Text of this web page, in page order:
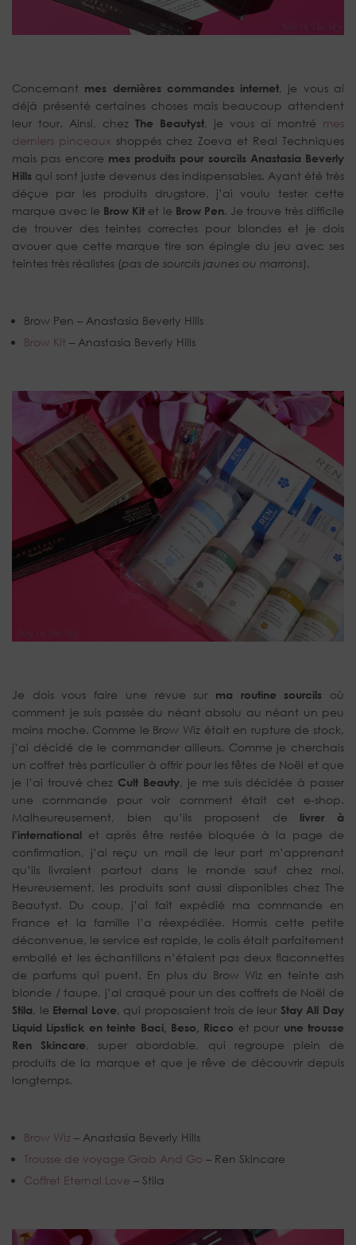
Concernant mes dernières commandes internet, je vous ai
déjà présenté certaines choses mais beaucoup attendent
leur tour. Ainsi, chez The Beautyst, je vous ai montré mes
derniers pinceaux shoppés chez Zoeva et Real Techniques
mais pas encore mes produits pour sourcils Anastasia Beverly
Hills qui sont juste devenus des indispensables. Ayant été très
déçue par les produits drugstore, j’ai voulu tester cette
marque avec le Brow Kit et le Brow Pen. Je trouve très difficile
de trouver des teintes correctes pour blondes et je dois
avouer que cette marque tire son épingle du jeu avec ses
teintes très réalistes (pas de sourcils jaunes ou marrons).
Brow Pen – Anastasia Beverly Hills
Brow Kit – Anastasia Beverly Hills
Je dois vous faire une revue sur ma routine sourcils où
comment je suis passée du néant absolu au néant un peu
moins moche. Comme le Brow Wiz était en rupture de stock,
j’ai décidé de le commander ailleurs. Comme je cherchais
un coffret très particulier à offrir pour les fêtes de Noël et que
je l’ai trouvé chez Cult Beauty, je me suis décidée à passer
une commande pour voir comment était cet e-shop.
Malheureusement, bien qu’ils proposent de livrer à
l’international et après être restée bloquée à la page de
confirmation, j’ai reçu un mail de leur part m’apprenant
qu’ils livraient partout dans le monde sauf chez moi.
Heureusement, les produits sont aussi disponibles chez The
Beautyst. Du coup, j’ai fait expédié ma commande en
France et la famille l’a réexpédiée. Hormis cette petite
déconvenue, le service est rapide, le colis était parfaitement
emballé et les échantillons n’étaient pas deux flaconnettes
de parfums qui puent. En plus du Brow Wiz en teinte ash
blonde / taupe, j’ai craqué pour un des coffrets de Noël de
Stila, le Eternal Love, qui proposaient trois de leur Stay All Day
Liquid Lipstick en teinte Baci, Beso, Ricco et pour une trousse
Ren Skincare, super abordable, qui regroupe plein de
produits de la marque et que je rêve de découvrir depuis
longtemps.
Brow Wiz – Anastasia Beverly Hills
Trousse de voyage Grab And Go – Ren Skincare
Coffret Eternal Love – Stila